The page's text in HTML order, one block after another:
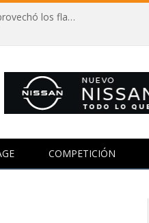
Autos y fútbol: Vozinha llegó a Colo-Colo y Jetour aprovechó los flashes
COMPETICIÓN